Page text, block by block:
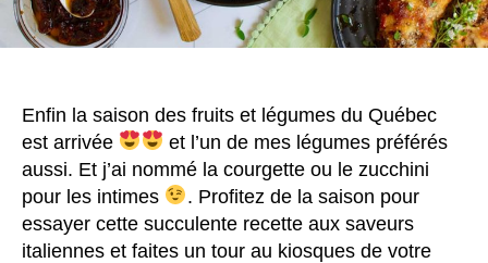
Enfin la saison des fruits et légumes du Québec
est arrivée
et l’un de mes légumes préférés
aussi. Et j’ai nommé la courgette ou le zucchini
pour les intimes
. Profitez de la saison pour
essayer cette succulente recette aux saveurs
italiennes et faites un tour au kiosques de votre